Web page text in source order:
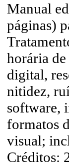
Manual
páginas)
horária
digital,
nitidez,
software,
formatos
visual;
Créditos: